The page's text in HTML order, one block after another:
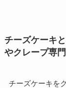
チーズケーキ
やクレープ専
チーズケーキを